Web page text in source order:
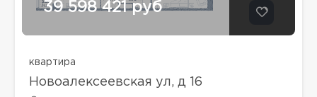
39 598 421 руб
квартира
Новоалексеевская ул, д 16